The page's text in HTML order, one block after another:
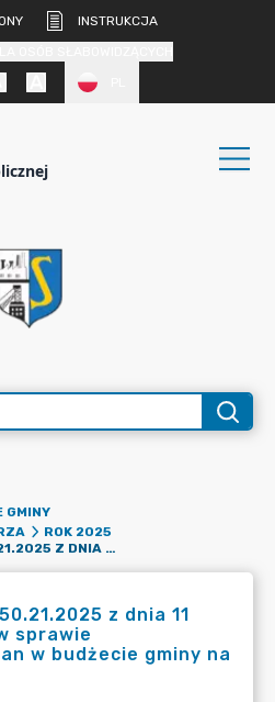
INSTRUKCJA
GMINY
ROK 2025
ZARZĄDZENIE NR 0050.21.2025 Z DNIA 11 LUTEGO 2025 ROKU W SPRAWIE WPROWADZENIA ZMIAN W BUDŻECIE GMINY NA 2025 R.
z dnia 11
sprawie
w budżecie gminy na